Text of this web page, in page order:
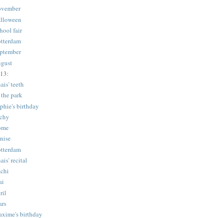
fair
teeth
park
birthday
recital
birthday